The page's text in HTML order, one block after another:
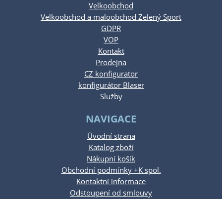
Velkoobchod
Velkoobchod a maloobchod Zelený Sport
GDPR
VOP
Kontakt
Prodejna
CZ konfigurator
konfigurátor Blaser
Služby
NAVIGACE
Úvodní strana
Katalog zboží
Nákupní košík
Obchodní podmínky +K spol.
Kontaktní informace
Odstoupení od smlouvy